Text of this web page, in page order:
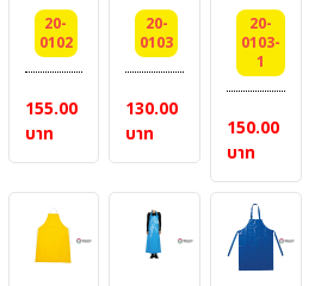
กรม[เวส
ปอย]
แบบ
ผูกคอ
ผูก
เอว
พร้อม
กระเป๋า
หน้า
1 ใบ
20-
0102
155.00
บาท
เอี๊ยม
ผ้า
โทเร
แบบ
สาย
ไขว้
หลัง
20-
0103
130.00
บาท
เอี๊ยม
ผ้า
โทเร
แบบ
สาย
ไขว้
หลัง
20-
0103-
1
150.00
บาท